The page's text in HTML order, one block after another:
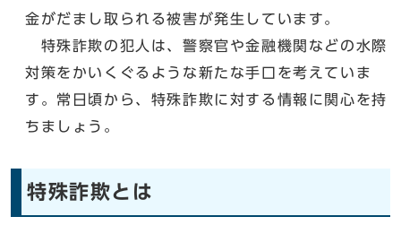
金がだまし取られる被害が発生しています。
特殊詐欺の犯人は、警察官や金融機関などの水際
対策をかいくぐるような新たな手口を考えていま
す。常日頃から、特殊詐欺に対する情報に関心を持
ちましょう。
特殊詐欺とは